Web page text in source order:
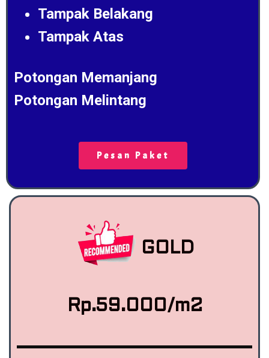
Tampak Belakang
Tampak Atas
Potongan Memanjang
Potongan Melintang
Pesan Paket
GOLD
Rp.59.000/m2